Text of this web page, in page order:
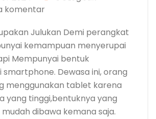
komentar
Julukan Demi perangkat
kemampuan menyerupai
Mempunyai bentuk
Dewasa ini, orang
menggunakan tablet karena
yang tinggi,bentuknya yang
dibawa kemana saja.